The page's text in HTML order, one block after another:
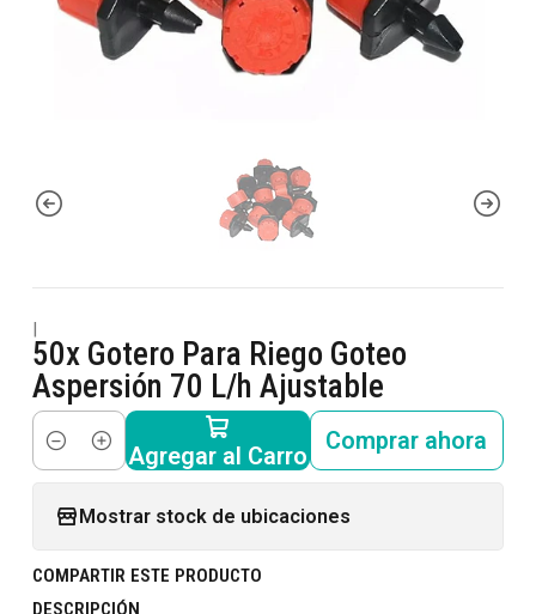
|
50x Gotero Para Riego Goteo
Aspersión 70 L/h Ajustable
Cantidad Agregar al Carro
Comprar ahora
Mostrar stock de ubicaciones
COMPARTIR ESTE PRODUCTO
DESCRIPCIÓN